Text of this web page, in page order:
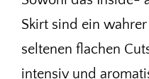
Skirt sind ein
seltenen flachen
intensiv und